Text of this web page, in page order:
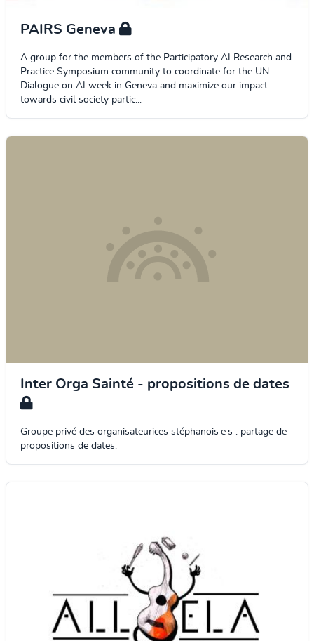
PAIRS Geneva
A group for the members of the Participatory AI Research and
Practice Symposium community to coordinate for the UN
Dialogue on AI week in Geneva and maximize our impact
towards civil society partic...
Inter Orga Sainté - propositions de dates
Groupe privé des organisateurices stéphanois·e·s : partage de
propositions de dates.